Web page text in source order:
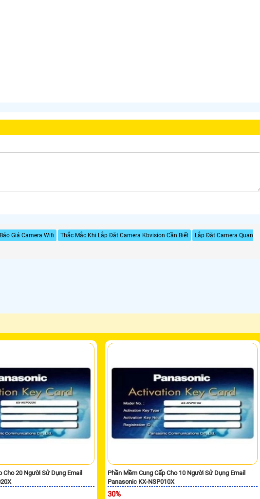
Báo Giá Camera Wifi Thắc Mắc Khi Lắp Đặt Camera Kbvision Cần Biết
Lắp Đặt Camera Quan
Cho 20 Người Sử Dụng Email
Phần Mềm Cung Cấp Cho 10 Người Sử Dụng Email
Panasonic KX-NSP010X
30%